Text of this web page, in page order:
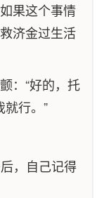
果这个事情
济金过生活
：“好的，托
就行。”
，自己记得